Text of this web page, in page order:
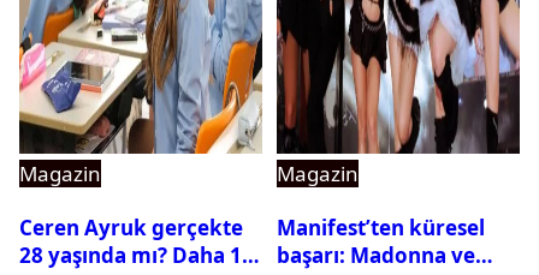
Magazin
Ceren Ayruk gerçekte
28 yaşında mı? Daha 17
Magazin
Manifest’ten küresel
başarı: Madonna ve